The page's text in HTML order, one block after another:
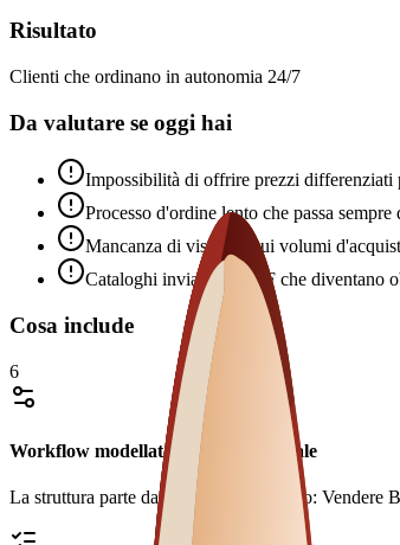
Risultato
Clienti che ordinano in autonomia 24/7
Da valutare se oggi hai
Impossibilità di offrire prezzi differenziati
Processo d'ordine lento che passa
Mancanza di visibilità sui volumi
Cataloghi inviati via PDF che diventano
Cosa include
6
Workflow modellato sul processo reale
La struttura parte dal problema operativo: